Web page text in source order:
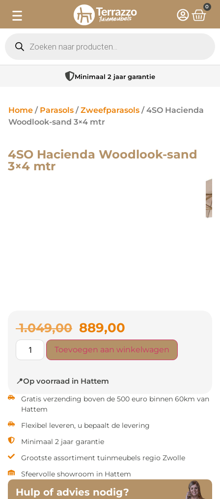
0
Minimaal 2 jaar garantie
Home / Parasols /Zweefparasols / 4SO Hacienda
Woodlook-sand 3×4 mtr
4SO Hacienda Woodlook-sand
3×4 mtr
1.049,00 889,00
Toevoegen aan winkelwagen
📍Op voorraad in Hattem
Gratis verzending boven de 500 euro binnen 60km van
Hattem
Flexibel leveren, u bepaalt de levering
Minimaal 2 jaar garantie
Grootste assortiment tuinmeubels regio Zwolle
Sfeervolle showroom in Hattem
Hulp of advies nodig?